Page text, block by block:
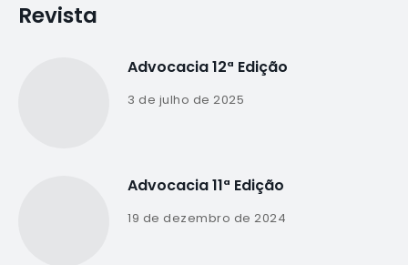
Revista
Advocacia 12ª Edição
3 de julho de 2025
Advocacia 11ª Edição
19 de dezembro de 2024